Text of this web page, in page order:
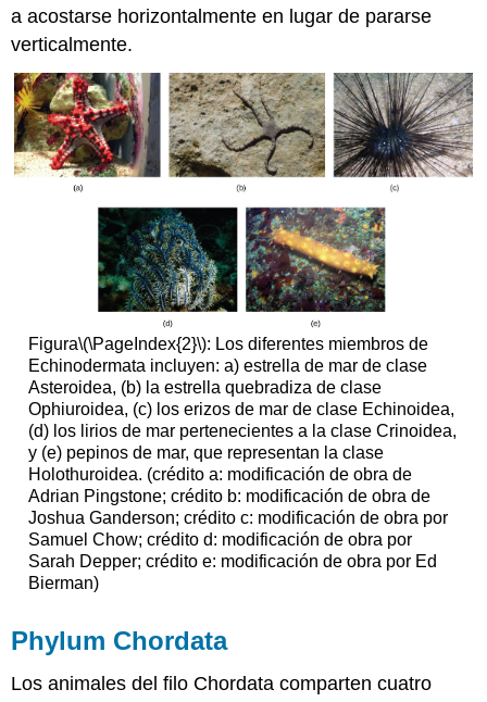
a acostarse horizontalmente en lugar de pararse
verticalmente.
Figura\(\PageIndex{2}\): Los diferentes miembros de
Echinodermata incluyen: a) estrella de mar de clase
Asteroidea, (b) la estrella quebradiza de clase
Ophiuroidea, (c) los erizos de mar de clase Echinoidea,
(d) los lirios de mar pertenecientes a la clase Crinoidea,
y (e) pepinos de mar, que representan la clase
Holothuroidea. (crédito a: modificación de obra de
Adrian Pingstone; crédito b: modificación de obra de
Joshua Ganderson; crédito c: modificación de obra por
Samuel Chow; crédito d: modificación de obra por
Sarah Depper; crédito e: modificación de obra por Ed
Bierman)
Phylum Chordata
Los animales del filo Chordata comparten cuatro